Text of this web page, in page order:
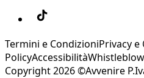
Termini e CondizioniPrivacy e
PolicyAccessibilità
Copyright 2026 ©Avvenire